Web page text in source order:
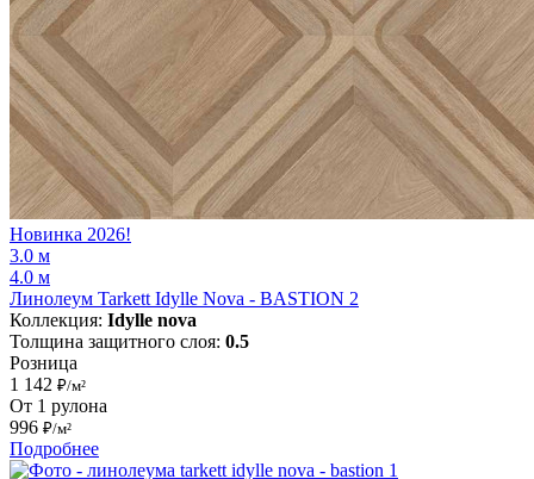
Новинка 2026!
3.0 м
4.0 м
Линолеум Tarkett Idylle Nova - BASTION 2
Коллекция: Idylle nova
Толщина защитного слоя: 0.5
Розница
1 142 ₽/м²
От 1 рулона
996 ₽/м²
Подробнее